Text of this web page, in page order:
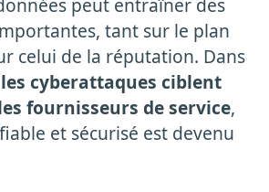
tant sur le plan
celui de la réputation. Dans
les cyberattaques ciblent
fournisseurs de service,
et sécurisé est devenu